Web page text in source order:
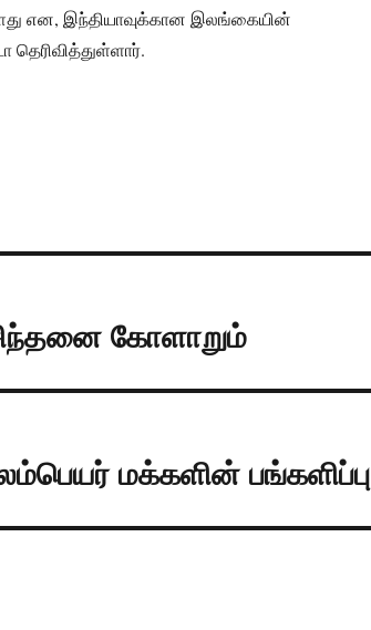
என, இந்தியாவுக்கான இலங்கையின்
கோளாறும்
மக்களின் பங்களிப்பு